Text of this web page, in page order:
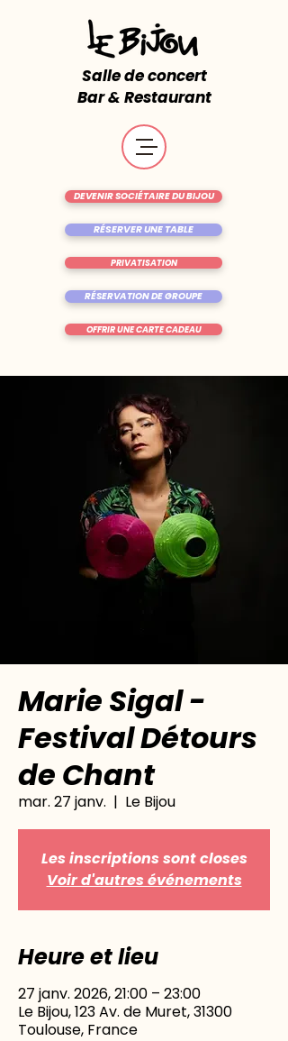
Salle de concert
Bar & Restaurant
RÉSERVER UNE TABLE
OFFRIR UNE CARTE CADEAU
DEVENIR SOCIÉTAIRE DU BIJOU
RÉSERVATION DE GROUPE
PRIVATISATION
Marie Sigal -
Festival Détours
de Chant
mar. 27 janv.
  |
Le Bijou
Les inscriptions sont closes
Voir d'autres événements
Heure et lieu
27 janv. 2026, 21:00 – 23:00
Le Bijou, 123 Av. de Muret, 31300
Toulouse, France